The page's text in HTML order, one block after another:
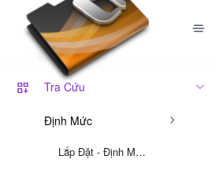
Tra Cứu
Định Mức
Lắp Đặt - Định Mức 12